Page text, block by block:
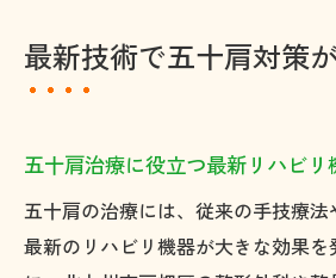
最新技術で五十肩対策
五十肩治療に役立つ最新リハビリ
五十肩の治療には、従来の手技療法
最新のリハビリ機器が大きな効果